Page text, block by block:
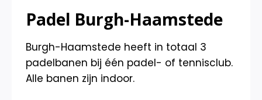
Padel Burgh-Haamstede
Burgh-Haamstede heeft in totaal 3
padelbanen bij één padel- of tennisclub.
Alle banen zijn indoor.